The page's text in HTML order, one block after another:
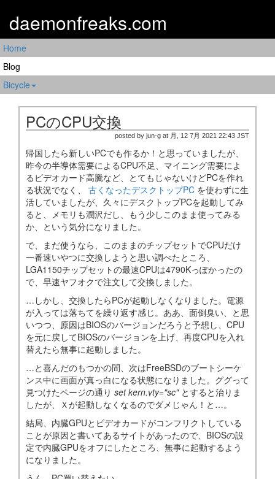
daemonfreaks.com
Home
Blog
Bicycle
PCのCPU交換
posted by jun-g at 月, 12 7月 2021 22:43 JST
帰国したら新しいPCでも作るか！と思っていましたが、
昨今の半導体需要によるCPU不足、マイニング需要によ
るビデオカード高騰など、とてもじゃないけどPCを作れ
る状況でなく、 古くなったデスクトップPC を使わずに生
活していましたが、久々にデスクトップPCを起動してみ
ると、メモリも潤沢だし、もう少しこのまま使ってみる
か、という気分になりました。
で、まだ使うなら、このままのチップセットでCPUだけ
一番速いやつに交換しようと思い調べたところ、
LGA1150チップセットの最速CPUは4790Kっぽかったの
で、早速ヤフオクで注文して交換しました。
…しかし、交換したらPCが起動しなくなりました。電源
が入っては落ちてを繰り返す感じ。ああ、面倒臭い、と思
いつつ、原因はBIOSのバージョンだろうと予想し、CPU
を元に戻してBIOSのバージョンを上げ、再度CPUを入れ
替えたら無事に起動しました。
…と喜んだのもつかの間、次はFreeBSDのブートシーケ
ンス中に画面が真っ白になる状態になりました。ググって
見つけたページの通り set kern.vty="sc"とすると治りま
したが、Ｘが起動しなくなるのでダメじゃん！と…。
結局、内臓GPUとビデオカードがコンフリクトしている
ことが原因と書いてあるサイトがあったので、BIOSの設
定で内臓GPUをオフにしたところ、無事に起動するよう
になりました。